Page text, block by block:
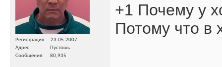
Регистрация
23.05.2007
Адрес
Пустошь
Сообщения
80,935
+1 Почему у
Потому что в